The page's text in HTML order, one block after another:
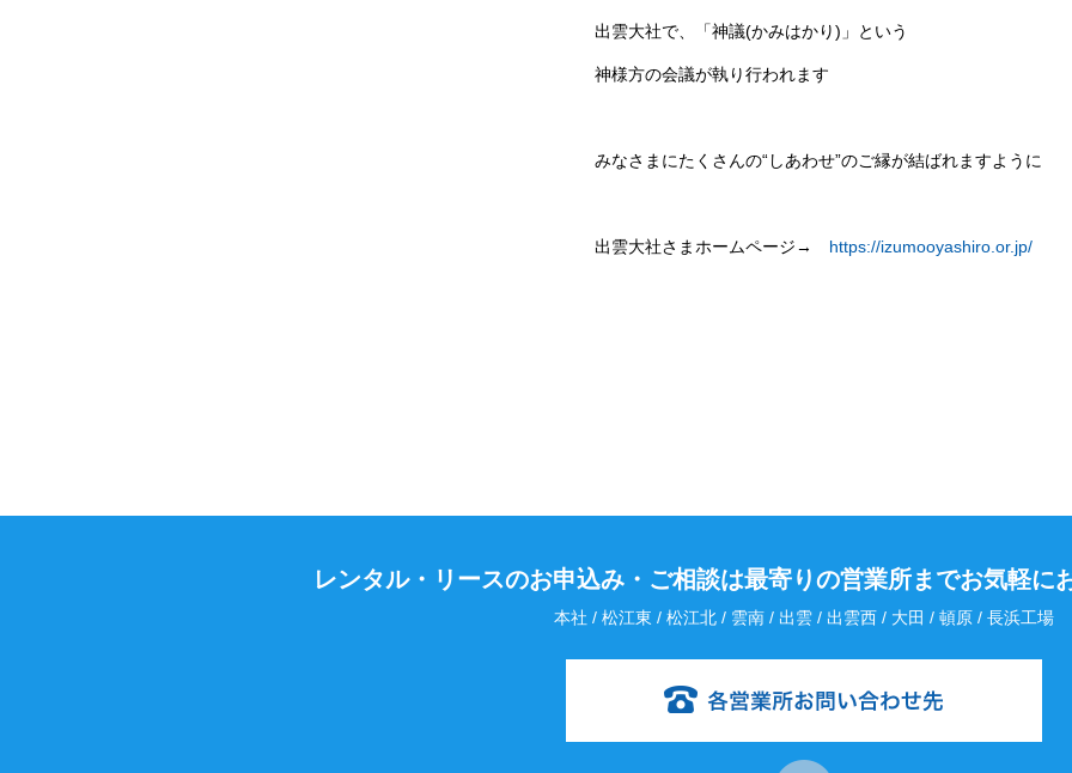
出雲大社で、「神議(かみはかり)」という
神様方の会議が執り行われます
みなさまにたくさんの“しあわせ”のご縁が結ばれますように
出雲大社さまホームページ→ https://izumooyashiro.or.jp/
レンタル・リースのお申込み・ ご相談は最寄りの営業所までお気軽に
本社 / 松江東 / 松江北 / 雲南 / 出雲 / 出雲西 / 大田 / 頓原 / 長浜工場